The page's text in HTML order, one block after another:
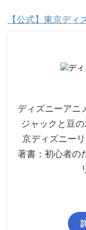
【公式】東京ディ
ディズニーアニ
ジャックと豆
京ディズニー
著書：初心者の